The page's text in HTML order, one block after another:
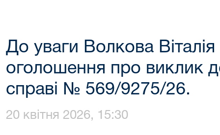
До уваги Волкова
оголошення про виклик
справі № 569/9275/26.
20 квітня 2026, 15:30